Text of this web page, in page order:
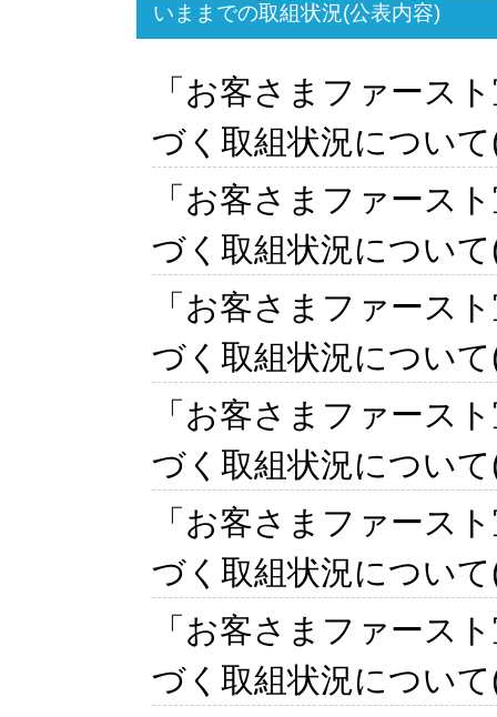
いままでの取組状況(公表内容)
「お客さまファース
づく取組状況につい
「お客さまファース
づく取組状況につい
「お客さまファース
づく取組状況につい
「お客さまファース
づく取組状況につい
「お客さまファース
づく取組状況につい
「お客さまファース
づく取組状況につい